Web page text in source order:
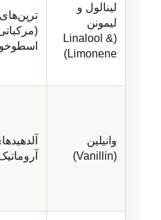
لینالول و
لیمونن
(Linalool &
Limonene)
ترپن‌های
وانیلین
(Vanillin)